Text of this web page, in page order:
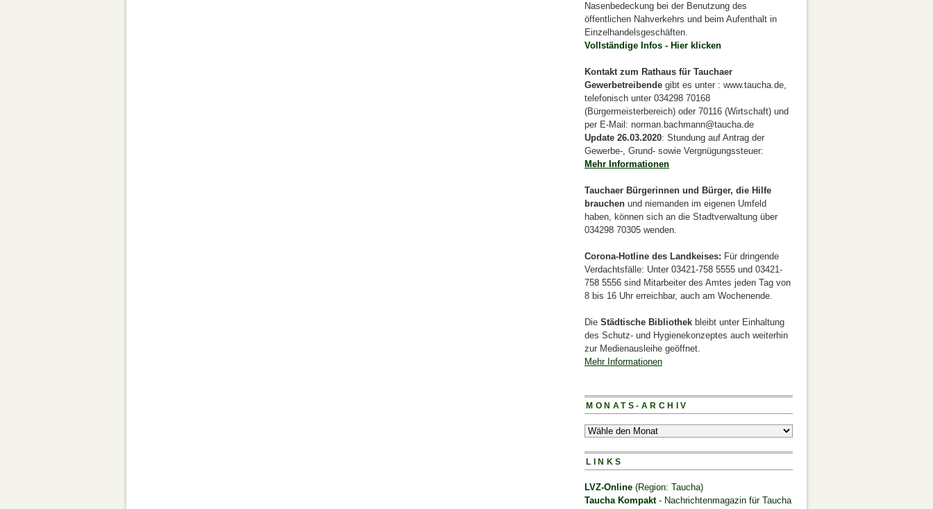
Nasenbedeckung bei der Benutzung des
öffentlichen Nahverkehrs und beim Aufenthalt in
Einzelhandelsgeschäften.
Vollständige Infos - Hier klicken
Kontakt zum Rathaus für Tauchaer
Gewerbetreibende gibt es unter : www.taucha.de,
telefonisch unter 034298 70168
(Bürgermeisterbereich) oder 70116 (Wirtschaft) und
per E-Mail: norman.bachmann@taucha.de
Update 26.03.2020: Stundung auf Antrag der
Gewerbe-, Grund- sowie Vergnügungssteuer:
Mehr Informationen
Tauchaer Bürgerinnen und Bürger, die Hilfe
brauchen und niemanden im eigenen Umfeld
haben, können sich an die Stadtverwaltung über
034298 70305 wenden.
Corona-Hotline des Landkeises: Für dringende
Verdachtsfälle: Unter 03421-758 5555 und 03421-
758 5556 sind Mitarbeiter des Amtes jeden Tag von
8 bis 16 Uhr erreichbar, auch am Wochenende.
Die Städtische Bibliothek bleibt unter Einhaltung
des Schutz- und Hygienekonzeptes auch weiterhin
zur Medienausleihe geöffnet.
Mehr Informationen
MONATS-ARCHIV
LINKS
LVZ-Online (Region: Taucha)
Taucha Kompakt- Nachrichtenmagazin für Taucha